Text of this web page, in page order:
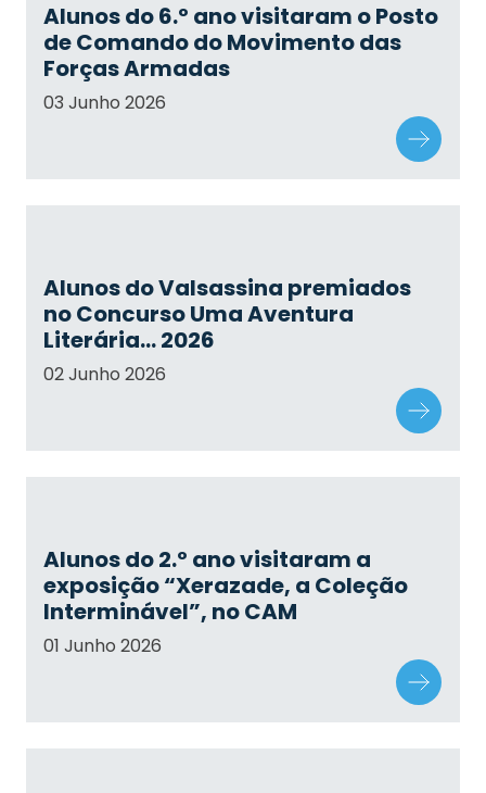
Alunos do 6.º ano visitaram o Posto
de Comando do Movimento das
Forças Armadas
03 Junho 2026
Alunos do Valsassina premiados
no Concurso Uma Aventura
Literária… 2026
02 Junho 2026
Alunos do 2.º ano visitaram a
exposição “Xerazade, a Coleção
Interminável”, no CAM
01 Junho 2026